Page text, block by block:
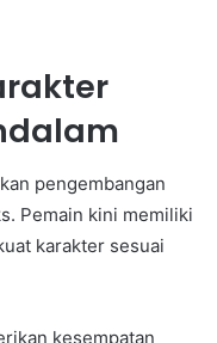
pengembangan
Pemain kini memiliki
karakter sesuai
kesempatan